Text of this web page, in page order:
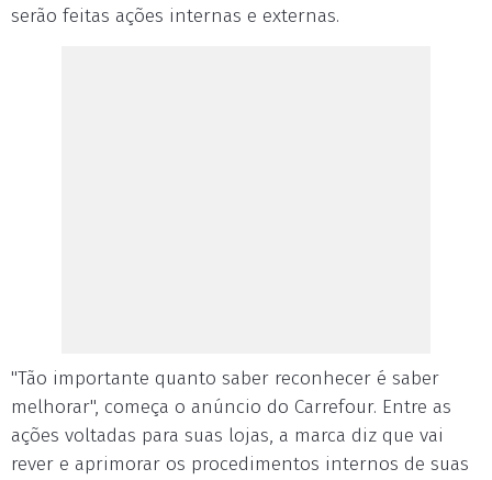
serão feitas ações internas e externas.
"Tão importante quanto saber reconhecer é saber
melhorar", começa o anúncio do Carrefour. Entre as
ações voltadas para suas lojas, a marca diz que vai
rever e aprimorar os procedimentos internos de suas